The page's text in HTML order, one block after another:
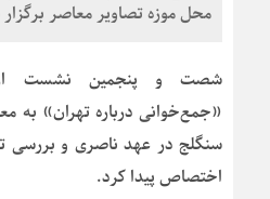
محل موزه تصاویر معاصر
شصت و پنجمین نشست
«جمع‌خوانی درباره تهران»
سنگلج در عهد ناصری و بررسی
اختصاص پیدا کرد.